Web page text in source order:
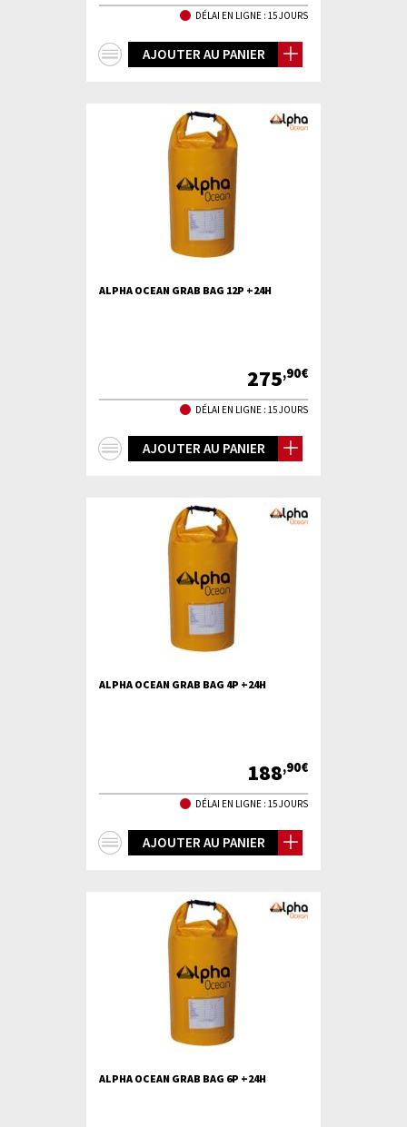
DÉLAI EN LIGNE : 15 JOURS
AJOUTER AU PANIER
ALPHA OCEAN GRAB BAG 12P +24H
275,90€
DÉLAI EN LIGNE : 15 JOURS
AJOUTER AU PANIER
ALPHA OCEAN GRAB BAG 4P +24H
188,90€
DÉLAI EN LIGNE : 15 JOURS
AJOUTER AU PANIER
ALPHA OCEAN GRAB BAG 6P +24H